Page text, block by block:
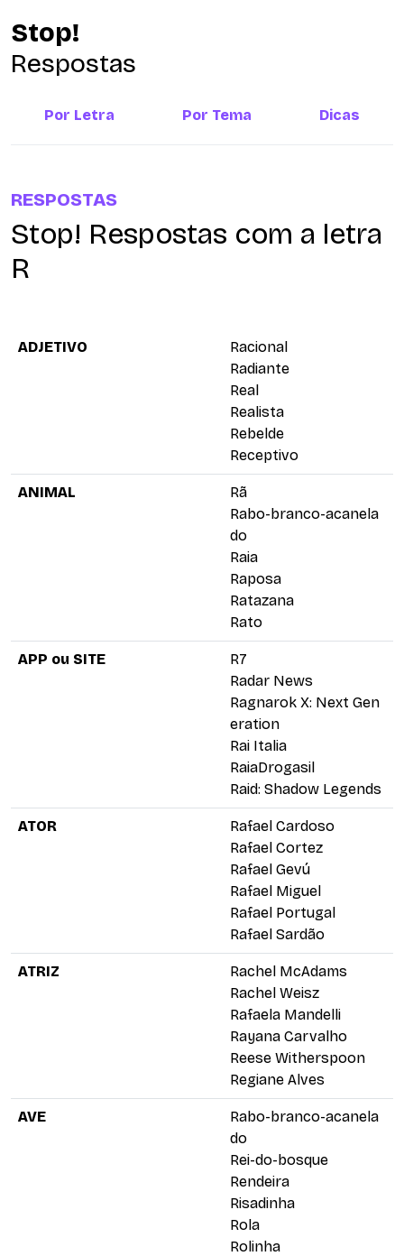
Stop!
Respostas
Por Letra Por Tema Dicas
RESPOSTAS
Stop! Respostas com a letra
R
ADJETIVO
Racional
Radiante
Real
Realista
Rebelde
Receptivo
ANIMAL
Rã
Rabo-branco-acanela
do
Raia
Raposa
Ratazana
Rato
APP ou SITE
R7
Radar News
Ragnarok X: Next Gen
eration
Rai Italia
RaiaDrogasil
Raid: Shadow Legends
ATOR
Rafael Cardoso
Rafael Cortez
Rafael Gevú
Rafael Miguel
Rafael Portugal
Rafael Sardão
ATRIZ
Rachel McAdams
Rachel Weisz
Rafaela Mandelli
Rayana Carvalho
Reese Witherspoon
Regiane Alves
AVE
Rabo-branco-acanela
do
Rei-do-bosque
Rendeira
Risadinha
Rola
Rolinha